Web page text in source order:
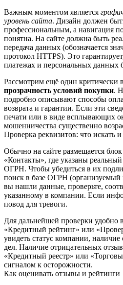
Важным моментом является
уровень сайта. Дизайн должен
профессиональным, а навигация
понятна. На сайте должна быть
передача данных (обозначается
протокол HTTPS). Это
платежах и персональных данных
Рассмотрим ещё один критически
прозрачность условий покупки.
подробно описывают способы
возврата и гарантии. Если эти
печати или в виде всплывающих
мошенничества существенно
Проверка реквизитов: что искать
Обычно на сайте размещается
«Контакты», где указаны
ОГРН. Чтобы убедиться в их
поиск в базе ОГРН (организуемый
вы нашли данные, проверьте,
указанному в компании. Если
повод для тревоги.
Для дальнейшей проверки удобно
«Кредитный рейтинг» или
увидеть статус компании,
дел. Наличие отрицательных
«Кредитный реестр» или
сигналом к осторожности.
Как оценивать отзывы и рейтинги